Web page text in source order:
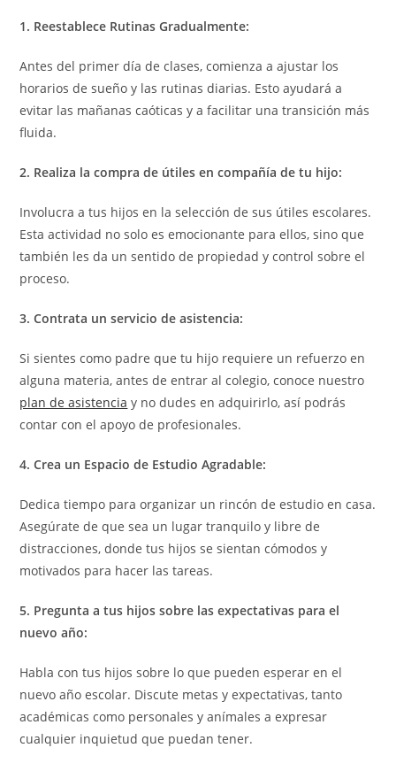
1. Reestablece Rutinas Gradualmente:
Antes del primer día de clases, comienza a ajustar los
horarios de sueño y las rutinas diarias. Esto ayudará a
evitar las mañanas caóticas y a facilitar una transición más
fluida.
2. Realiza la compra de útiles en compañía de tu hijo:
Involucra a tus hijos en la selección de sus útiles escolares.
Esta actividad no solo es emocionante para ellos, sino que
también les da un sentido de propiedad y control sobre el
proceso.
3. Contrata un servicio de asistencia:
Si sientes como padre que tu hijo requiere un refuerzo en
alguna materia, antes de entrar al colegio, conoce nuestro
plan de asistencia y no dudes en adquirirlo, así podrás
contar con el apoyo de profesionales.
4. Crea un Espacio de Estudio Agradable:
Dedica tiempo para organizar un rincón de estudio en casa.
Asegúrate de que sea un lugar tranquilo y libre de
distracciones, donde tus hijos se sientan cómodos y
motivados para hacer las tareas.
5. Pregunta a tus hijos sobre las expectativas para el
nuevo año:
Habla con tus hijos sobre lo que pueden esperar en el
nuevo año escolar. Discute metas y expectativas, tanto
académicas como personales y anímales a expresar
cualquier inquietud que puedan tener.